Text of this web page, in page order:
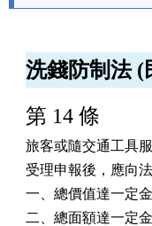
洗錢防制法 (
第 14 條
旅客或隨交通工具
受理申報後，應向
一、總價值達一定
二、總面額達一定